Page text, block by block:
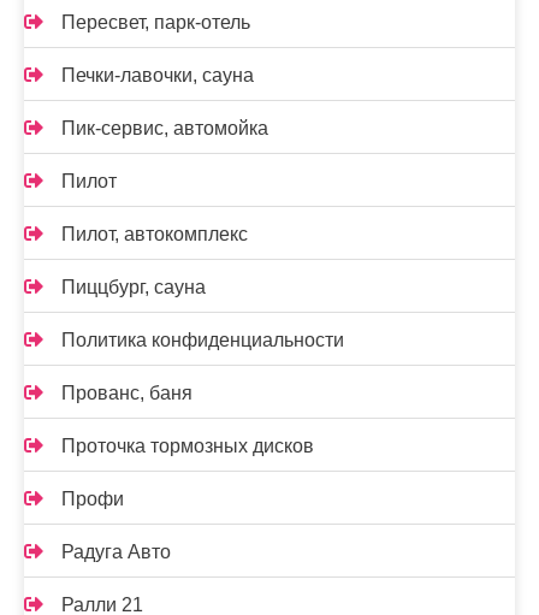
Пересвет, парк-отель
Печки-лавочки, сауна
Пик-сервис, автомойка
Пилот
Пилот, автокомплекс
Пиццбург, сауна
Политика конфиденциальности
Прованс, баня
Проточка тормозных дисков
Профи
Радуга Авто
Ралли 21